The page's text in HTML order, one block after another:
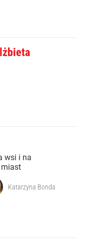
wsi i na
Katarzyna Bonda